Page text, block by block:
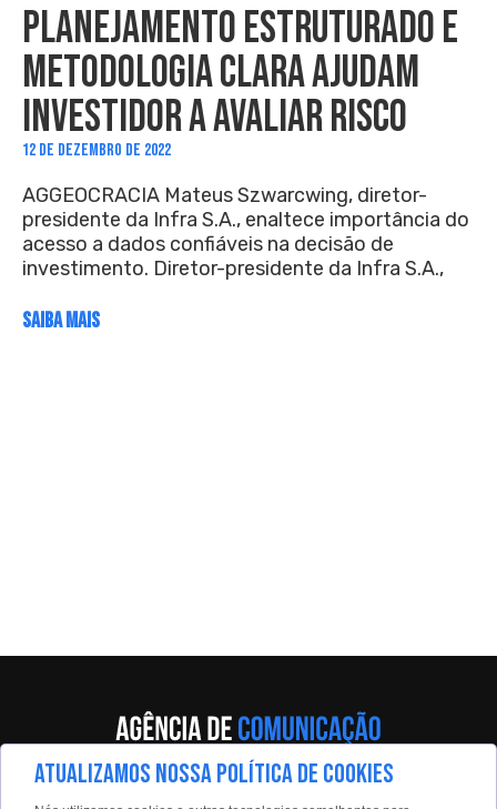
PLANEJAMENTO ESTRUTURADO E
METODOLOGIA CLARA AJUDAM
INVESTIDOR A AVALIAR RISCO
12 DE DEZEMBRO DE 2022
AGGEOCRACIA Mateus Szwarcwing, diretor-
presidente da Infra S.A., enaltece importância do
acesso a dados confiáveis na decisão de
investimento. Diretor-presidente da Infra S.A.,
SAIBA MAIS
Av. Eng. Caetano Álvares, 55 - 5º andar
ATUALIZAMOS NOSSA POLÍTICA DE COOKIES